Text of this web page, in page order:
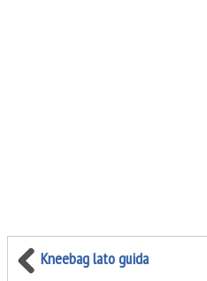
Kneebag lato guida